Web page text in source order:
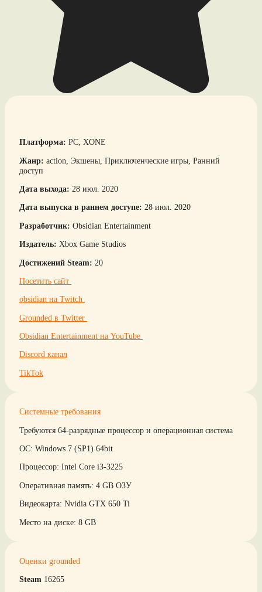
Платформа: PC, XONE
Жанр: action, Экшены, Приключенческие игры, Ранний
доступ
Дата выхода: 28 июл. 2020
Дата выпуска в раннем доступе: 28 июл. 2020
Разработчик: Obsidian Entertainment
Издатель: Xbox Game Studios
Достижений Steam: 20
Посетить сайт
obsidian на Twitch
Grounded в Twitter
Obsidian Entertainment на YouTube
Discord канал
TikTok
Системные требования
Требуются 64-разрядные процессор и операционная система
ОС: Windows 7 (SP1) 64bit
Процессор: Intel Core i3-3225
Оперативная память: 4 GB ОЗУ
Видеокарта: Nvidia GTX 650 Ti
Место на диске: 8 GB
Оценки grounded
Steam 16265